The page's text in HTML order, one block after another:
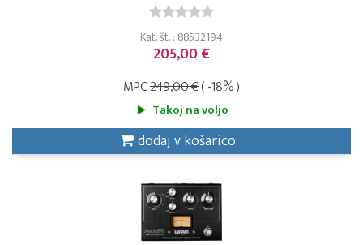
Kat. št. : 88532194
205,00 €
MPC249,00 €( -18% )
Takoj na voljo
dodaj v košarico